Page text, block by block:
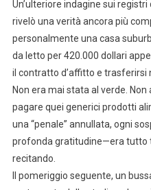
Un’ulteriore indagine sui
rivelò una verità ancora più
personalmente una casa
da letto per 420.000 dollari
il contratto d’affitto e trasferirsi
Non era mai stata al verde.
pagare quei generici prodotti
una “penale” annullata, ogni
profonda gratitudine—era tutto
recitando.
Il pomeriggio seguente, un